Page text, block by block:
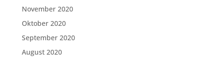
November 2020
Oktober 2020
September 2020
August 2020